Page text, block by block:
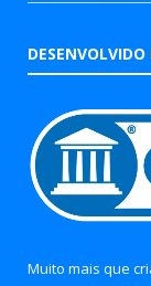
DESENVOLVIDO
Muito mais que